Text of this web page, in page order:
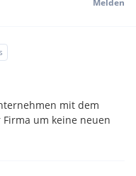
Melden
mit dem
Firma um keine neuen